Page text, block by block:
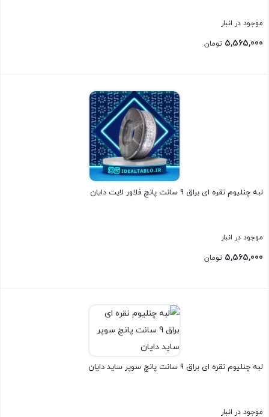
موجود در انبار
5,565,000 تومان
لبه چنلیوم نقره ای براق 9 سانت پانچ فلاور لایت دایان
موجود در انبار
5,565,000 تومان
لبه چنلیوم نقره ای براق 9 سانت پانچ سوپر ساید دایان
موجود در انبار